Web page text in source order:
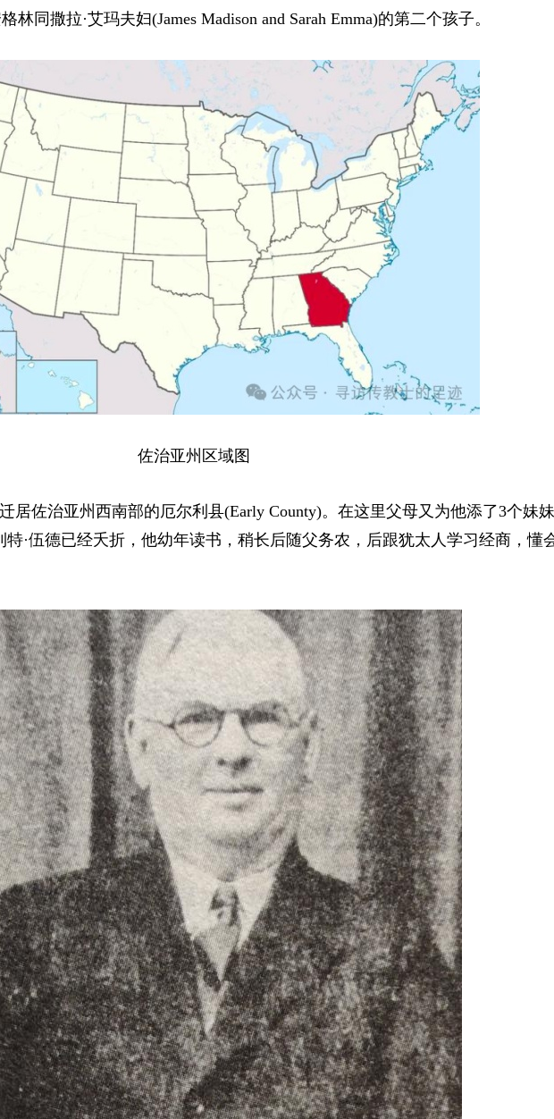
林同撒拉·艾玛夫妇(James Madison and Sarah Emma)的第二个孩子。
佐治亚州区域图
居佐治亚州西南部的厄尔利县(Early County)。在这里父母又为他添了3个妹
·伍德已经夭折，他幼年读书，稍长后随父务农，后跟犹太人学习经商，懂